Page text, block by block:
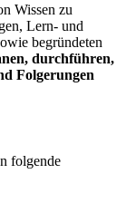
Wissen zu
Lern- und
begründeten
durchführen,
Folgerungen
folgende